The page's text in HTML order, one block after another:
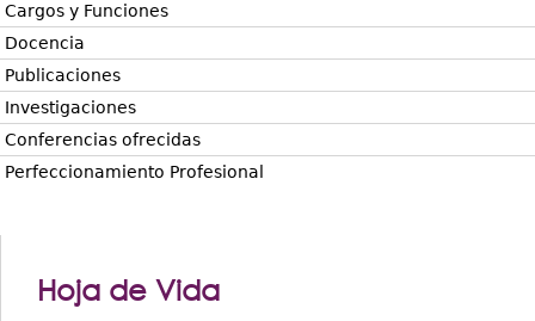
r
c
v
Cargos y Funciones
Docencia
Publicaciones
Investigaciones
Conferencias ofrecidas
Perfeccionamiento Profesional
Hoja de Vida